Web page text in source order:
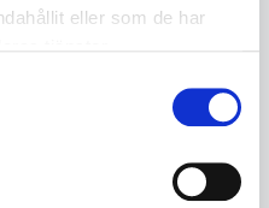
eller som de har